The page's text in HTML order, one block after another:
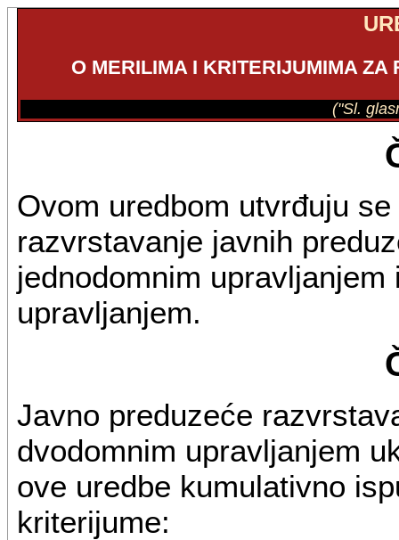
O MERILIMA I KRITERIJUMIMA
("Sl.
Ovom uredbom utvrđuju
razvrstavanje javnih
jednodomnim
upravljanjem.
Javno preduzeće
dvodomnim upravljanjem
ove uredbe kumulativno
kriterijume: